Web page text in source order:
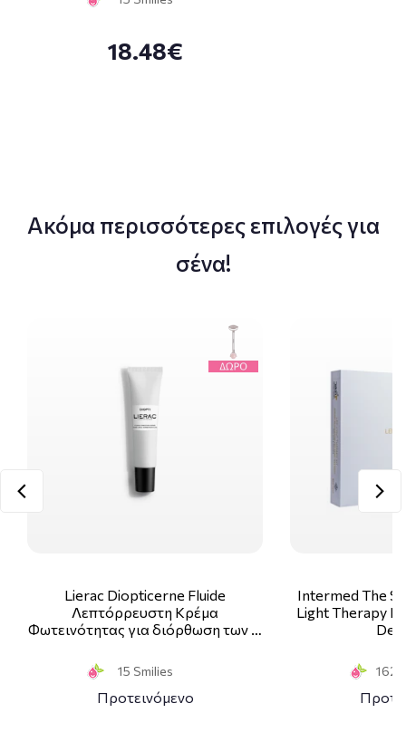
18.48€
Ακόμα περισσότερες επιλογές για
σένα!
Lierac Diopticerne Fluide
Λεπτόρρευστη Κρέμα
Φωτεινότητας για διόρθωση των …
15 Smilies
Προτεινόμενο
Intermed The
Light Therapy
162